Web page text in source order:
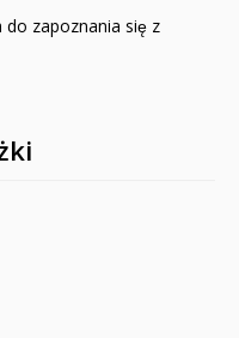
zapoznania się z